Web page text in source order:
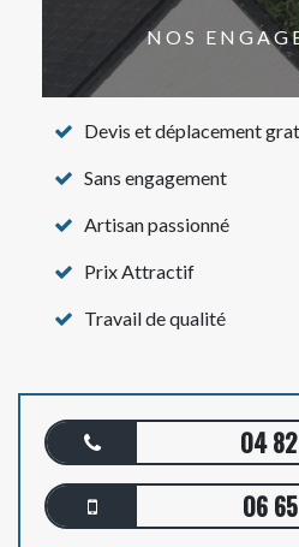
NOS
Devis et déplacement
Sans engagement
Artisan passionné
Prix Attractif
Travail de qualité
04
06